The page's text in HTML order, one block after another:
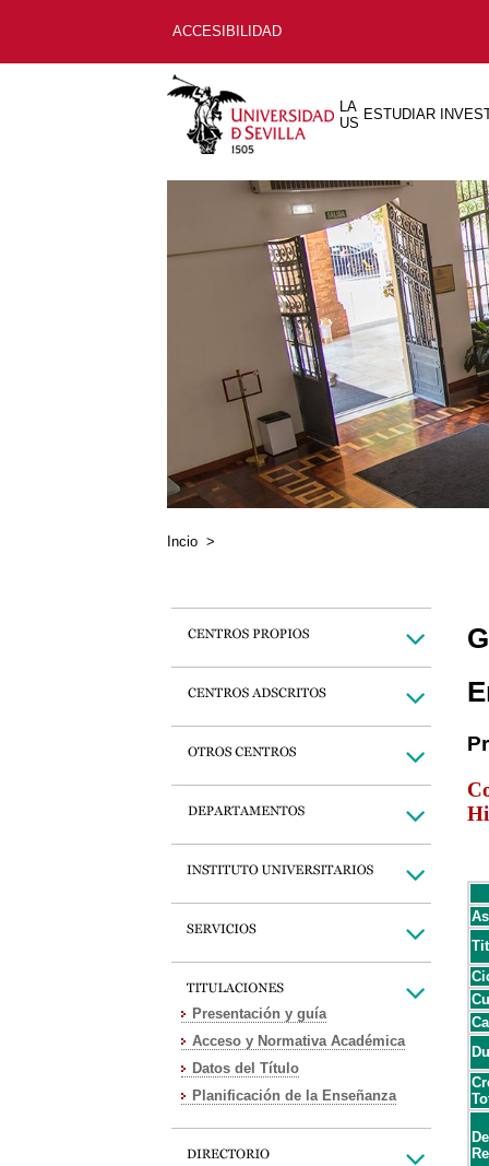
ACCESIBILIDAD
LA
US
ESTUDIAR
Incio >
Presentación y guía
Acceso y Normativa Académica
Datos del Título
Planificación de la Enseñanza